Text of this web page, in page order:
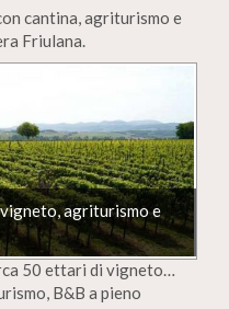
cantina, agriturismo e
Friulana.
agriturismo e
50 ettari di vigneto…
B&B a pieno